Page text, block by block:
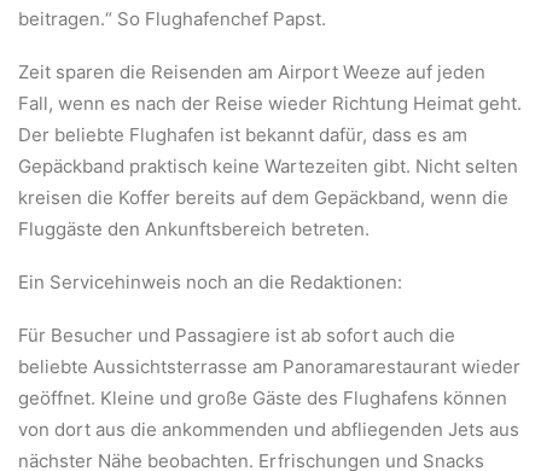
beitragen.“ So Flughafenchef Papst.
Zeit sparen die Reisenden am Airport Weeze auf jeden
Fall, wenn es nach der Reise wieder Richtung Heimat geht.
Der beliebte Flughafen ist bekannt dafür, dass es am
Gepäckband praktisch keine Wartezeiten gibt. Nicht selten
kreisen die Koffer bereits auf dem Gepäckband, wenn die
Fluggäste den Ankunftsbereich betreten.
Ein Servicehinweis noch an die Redaktionen:
Für Besucher und Passagiere ist ab sofort auch die
beliebte Aussichtsterrasse am Panoramarestaurant wieder
geöffnet. Kleine und große Gäste des Flughafens können
von dort aus die ankommenden und abfliegenden Jets aus
nächster Nähe beobachten. Erfrischungen und Snacks